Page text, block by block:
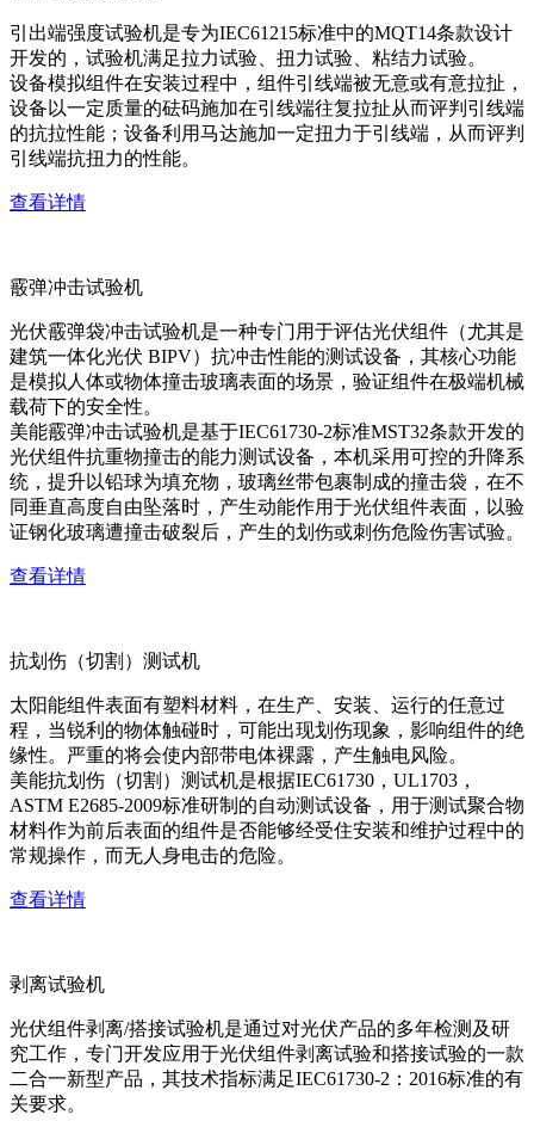
引出端强度试验机是专为IEC61215标准中的MQT14条款设计
开发的，试验机满足拉力试验、扭力试验、粘结力试验。
设备模拟组件在安装过程中，组件引线端被无意或有意拉扯，
设备以一定质量的砝码施加在引线端往复拉扯从而评判引线端
的抗拉性能；设备利用马达施加一定扭力于引线端，从而评判
引线端抗扭力的性能。
查看详情
霰弹冲击试验机
光伏霰弹袋冲击试验机是一种专门用于评估光伏组件（尤其是
建筑一体化光伏 BIPV）抗冲击性能的测试设备，其核心功能
是模拟人体或物体撞击玻璃表面的场景，验证组件在极端机械
载荷下的安全性。
美能霰弹冲击试验机是基于IEC61730-2标准MST32条款开发的
光伏组件抗重物撞击的能力测试设备，本机采用可控的升降系
统，提升以铅球为填充物，玻璃丝带包裹制成的撞击袋，在不
同垂直高度自由坠落时，产生动能作用于光伏组件表面，以验
证钢化玻璃遭撞击破裂后，产生的划伤或刺伤危险伤害试验。
查看详情
抗划伤（切割）测试机
太阳能组件表面有塑料材料，在生产、安装、运行的任意过
程，当锐利的物体触碰时，可能出现划伤现象，影响组件的绝
缘性。严重的将会使内部带电体裸露，产生触电风险。
美能抗划伤（切割）测试机是根据IEC61730，UL1703，
ASTM E2685-2009标准研制的自动测试设备，用于测试聚合物
材料作为前后表面的组件是否能够经受住安装和维护过程中的
常规操作，而无人身电击的危险。
查看详情
剥离试验机
光伏组件剥离/搭接试验机是通过对光伏产品的多年检测及研
究工作，专门开发应用于光伏组件剥离试验和搭接试验的一款
二合一新型产品，其技术指标满足IEC61730-2：2016标准的有
关要求。